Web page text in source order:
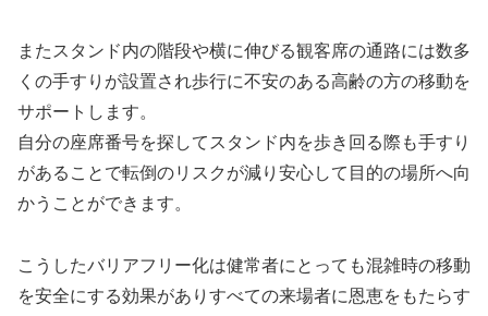
またスタンド内の階段や横に伸びる観客席の通路には数多
くの手すりが設置され歩行に不安のある高齢の方の移動を
サポートします。
自分の座席番号を探してスタンド内を歩き回る際も手すり
があることで転倒のリスクが減り安心して目的の場所へ向
かうことができます。
こうしたバリアフリー化は健常者にとっても混雑時の移動
を安全にする効果がありすべての来場者に恩恵をもたらす